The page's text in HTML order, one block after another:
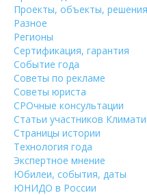
Проекты, объекты, решения
Разное
Регионы
Сертификация, гарантия
Событие года
Советы по рекламе
Советы юриста
СРОчные консультации
Статьи участников
Страницы истории
Технология года
Экспертное мнение
Юбилеи, события, даты
ЮНИДО в России